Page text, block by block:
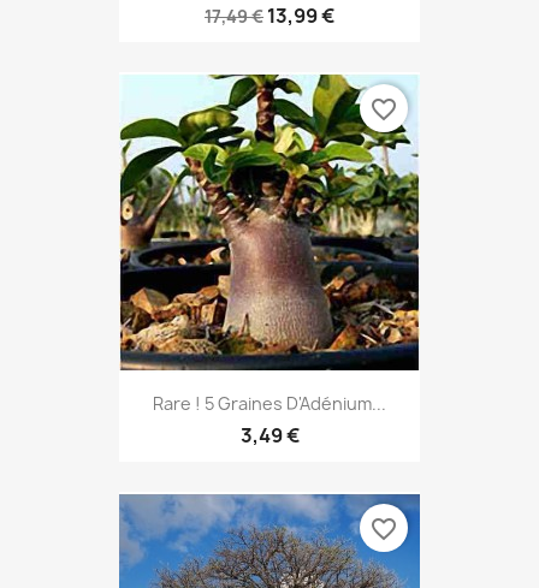
17,49 € 13,99 €
Rare ! 5 Graines D'Adénium...
3,49 €
favorite_border
favorite_border